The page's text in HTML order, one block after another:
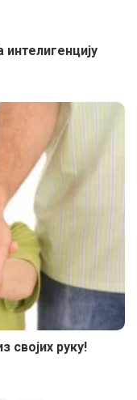
интелигенцију
својих руку!